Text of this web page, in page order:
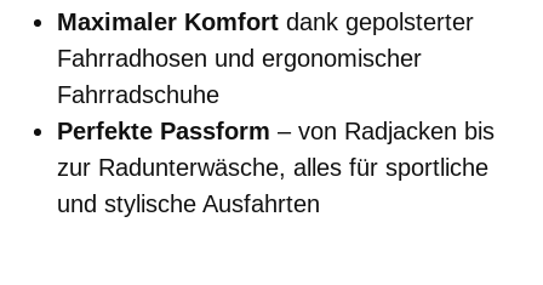
Maximaler Komfort dank gepolsterter
Fahrradhosen und ergonomischer
Fahrradschuhe
Perfekte Passform – von Radjacken bis
zur Radunterwäsche, alles für sportliche
und stylische Ausfahrten